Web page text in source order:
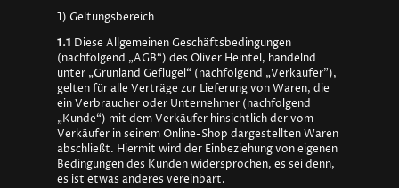
1) Geltungsbereich
1.1 Diese Allgemeinen Geschäftsbedingungen
(nachfolgend „AGB“) des Oliver Heintel, handelnd
unter „Grünland Geflügel“ (nachfolgend „Verkäufer"),
gelten für alle Verträge zur Lieferung von Waren, die
ein Verbraucher oder Unternehmer (nachfolgend
„Kunde“) mit dem Verkäufer hinsichtlich der vom
Verkäufer in seinem Online-Shop dargestellten Waren
abschließt. Hiermit wird der Einbeziehung von eigenen
Bedingungen des Kunden widersprochen, es sei denn,
es ist etwas anderes vereinbart.